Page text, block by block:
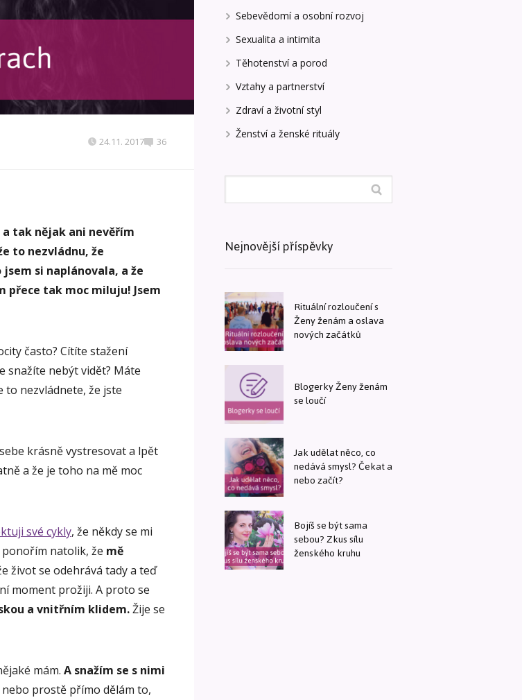
24.11. 2017 36
tak nějak ani nevěřím
to nezvládnu, že
si naplánovala, a že
přece tak moc miluju! Jsem
často? Cítíte stažení
snažíte nebýt vidět? Máte
to nezvládnete, že jste
krásně vystresovat a lpět
a že je toho na mě moc
své cykly, že někdy se mi
ponořím natolik, že mě
život se odehrává tady a teď
moment prožiji. A proto se
a vnitřním klidem.Žije se
mám. A snažím se s nimi
prostě přímo dělám to,
Sebevědomí a osobní rozvoj
Sexualita a intimita
Těhotenství a porod
Vztahy a partnerství
Zdraví a životní styl
Ženství a ženské rituály
Nejnovější příspěvky
Rituální rozloučení s
Ženy ženám a oslava
nových začátků
Blogerky Ženy ženám
se loučí
Jak udělat něco, co
nedává smysl? Čekat a
nebo začít?
Bojíš se být sama
sebou? Zkus sílu
ženského kruhu